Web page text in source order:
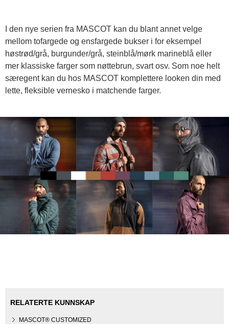
I den nye serien fra MASCOT kan du blant annet velge
mellom tofargede og ensfargede bukser i for eksempel
høstrød/grå, burgunder/grå, steinblå/mørk marineblå eller
mer klassiske farger som nøttebrun, svart osv. Som noe helt
særegent kan du hos MASCOT komplettere looken din med
lette, fleksible vernesko i matchende farger.
RELATERTE KUNNSKAP
MASCOT® CUSTOMIZED